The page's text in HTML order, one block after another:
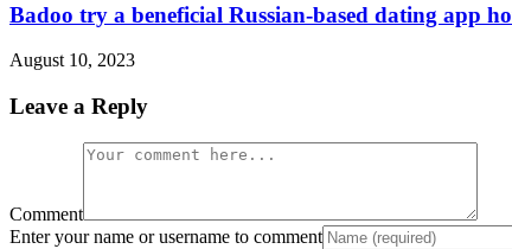
Badoo try a beneficial Russian-based dating app
August 10, 2023
Leave a Reply
Comment
Enter your name or username to comment